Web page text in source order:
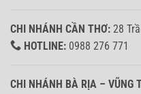
CHI NHÁNH CẦN THƠ: 28
HOTLINE: 0988 276 771
CHI NHÁNH BÀ RỊA – VŨNG